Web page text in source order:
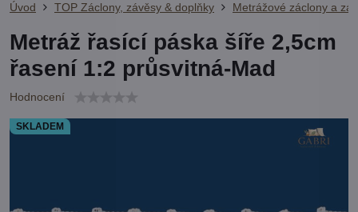
SKLADEM
Úvod TOP Záclony, závěsy & doplňky Metrážové záclony a
Metráž řasící páska šíře 2,5cm
řasení 1:2 průsvitná-Mad
Hodnocení